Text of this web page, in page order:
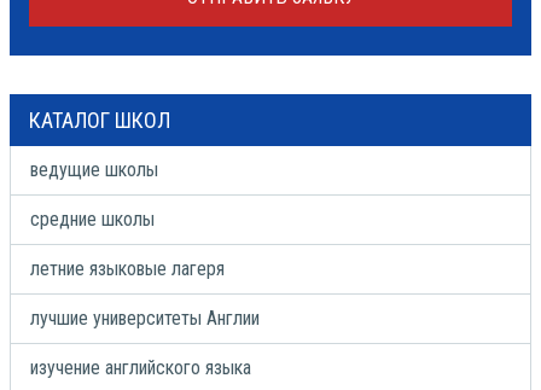
КАТАЛОГ ШКОЛ
ведущие школы
средние школы
летние языковые лагеря
лучшие университеты Англии
изучение английского языка